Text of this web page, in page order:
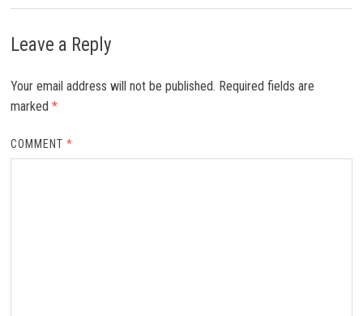
Leave a Reply
Your email address will not be published. Required fields are
marked *
COMMENT*